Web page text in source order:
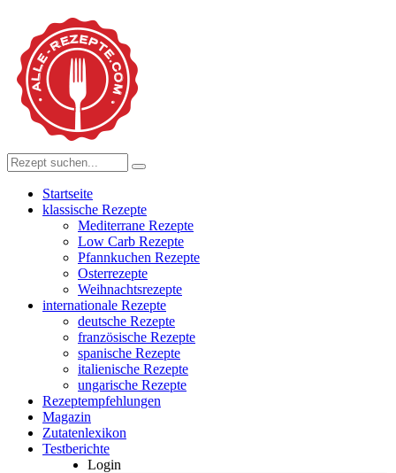
Startseite
klassische Rezepte
Mediterrane Rezepte
Low Carb Rezepte
Pfannkuchen Rezepte
Osterrezepte
Weihnachtsrezepte
internationale Rezepte
deutsche Rezepte
französische Rezepte
spanische Rezepte
italienische Rezepte
ungarische Rezepte
Rezeptempfehlungen
Magazin
Zutatenlexikon
Testberichte
Login